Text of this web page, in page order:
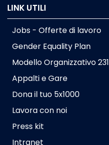
LINK UTILI
Jobs - Offerte di lavoro
Gender Equality Plan
Modello Organizzativo 231
Appalti e Gare
Dona il tuo 5x1000
Lavora con noi
Press kit
Intranet